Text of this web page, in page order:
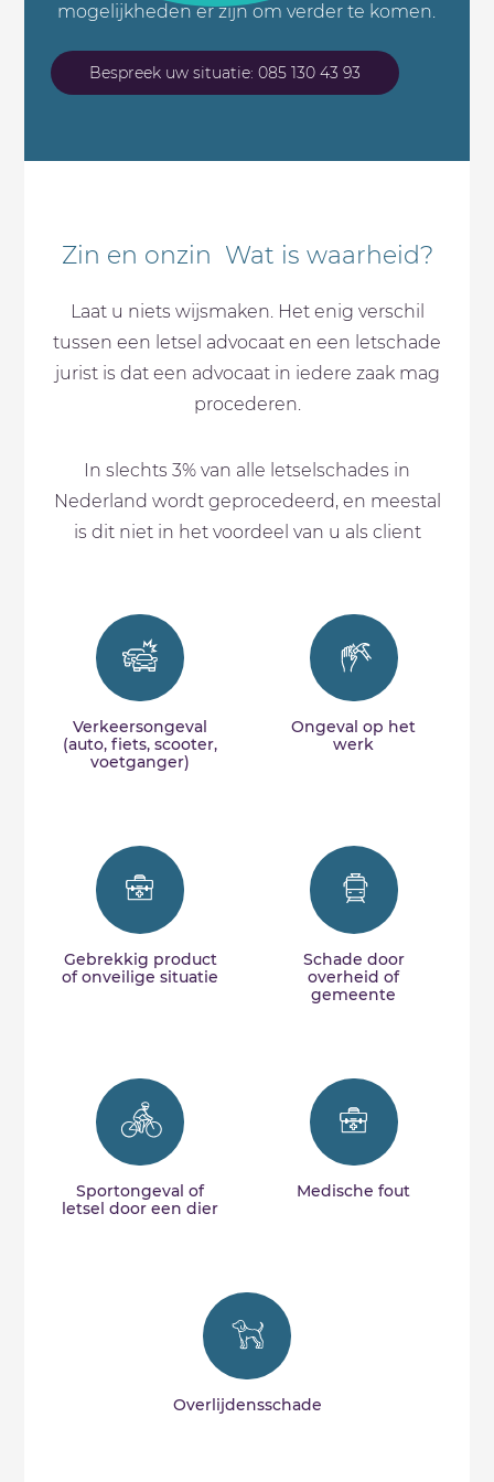
mogelijkheden er zijn om verder te komen.
Bespreek uw situatie: 085 130 43 93
Zin en onzin Wat is waarheid?
Laat u niets wijsmaken. Het enig verschil
tussen een letsel advocaat en een letschade
jurist is dat een advocaat in iedere zaak mag
procederen.
In slechts 3% van alle letselschades in
Nederland wordt geprocedeerd, en meestal
is dit niet in het voordeel van u als client
Verkeersongeval
(auto, fiets, scooter,
voetganger)
Ongeval op het
werk
Gebrekkig product
of onveilige situatie
Schade door
overheid of
gemeente
Sportongeval of
letsel door een dier
Medische fout
Overlijdensschade